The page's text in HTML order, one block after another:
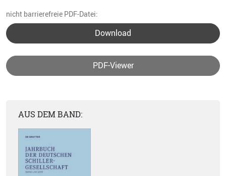
nicht barrierefreie PDF-Datei:
Download
PDF-Viewer
AUS DEM BAND: